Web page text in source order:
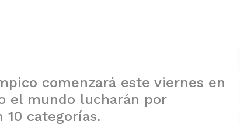
comenzará este viernes en
el mundo lucharán por
categorías.